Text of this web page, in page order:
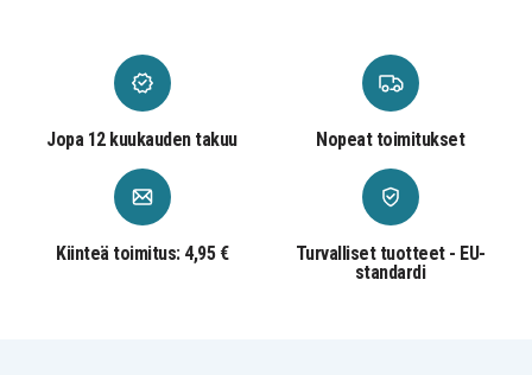
Jopa 12 kuukauden takuu Nopeat toimitukset
Kiinteä toimitus: 4,95 €
Turvalliset tuotteet - EU-
standardi